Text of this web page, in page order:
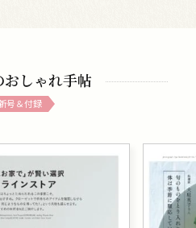
おしゃれ手帖
号＆付録